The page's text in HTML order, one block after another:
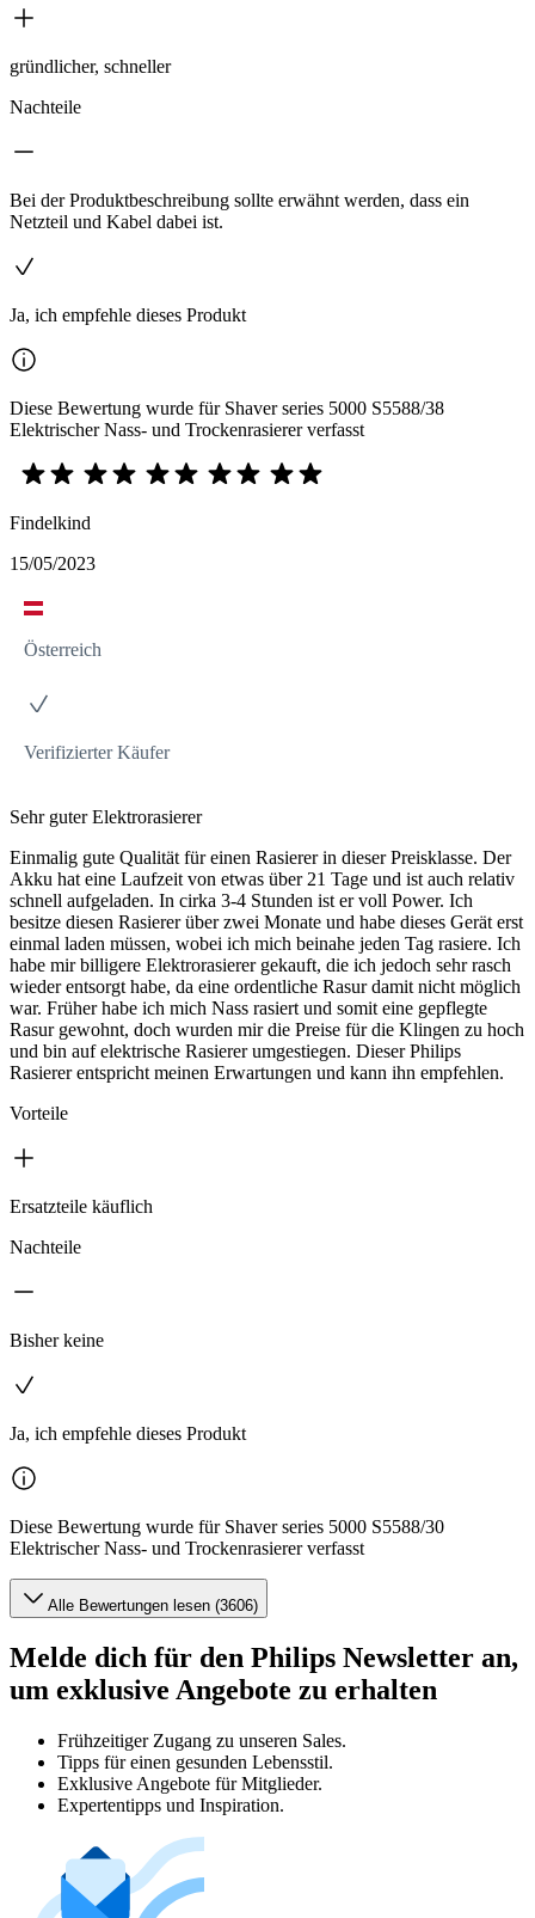
gründlicher, schneller
Nachteile
Bei der Produktbeschreibung sollte erwähnt werden, dass ein
Netzteil und Kabel dabei ist.
Ja, ich empfehle dieses Produkt
Diese Bewertung wurde für Shaver series 5000 S5588/38
Elektrischer Nass- und Trockenrasierer verfasst
Findelkind
15/05/2023
Österreich
Verifizierter Käufer
Sehr guter Elektrorasierer
Einmalig gute Qualität für einen Rasierer in dieser Preisklasse. Der
Akku hat eine Laufzeit von etwas über 21 Tage und ist auch relativ
schnell aufgeladen. In cirka 3-4 Stunden ist er voll Power. Ich
besitze diesen Rasierer über zwei Monate und habe dieses Gerät erst
einmal laden müssen, wobei ich mich beinahe jeden Tag rasiere. Ich
habe mir billigere Elektrorasierer gekauft, die ich jedoch sehr rasch
wieder entsorgt habe, da eine ordentliche Rasur damit nicht möglich
war. Früher habe ich mich Nass rasiert und somit eine gepflegte
Rasur gewohnt, doch wurden mir die Preise für die Klingen zu hoch
und bin auf elektrische Rasierer umgestiegen. Dieser Philips
Rasierer entspricht meinen Erwartungen und kann ihn empfehlen.
Vorteile
Ersatzteile käuflich
Nachteile
Bisher keine
Ja, ich empfehle dieses Produkt
Diese Bewertung wurde für Shaver series 5000 S5588/30
Elektrischer Nass- und Trockenrasierer verfasst
Alle Bewertungen lesen (3606)
Melde dich für den Philips Newsletter an,
um exklusive Angebote zu erhalten
Frühzeitiger Zugang zu unseren Sales.
Tipps für einen gesunden Lebensstil.
Exklusive Angebote für Mitglieder.
Expertentipps und Inspiration.